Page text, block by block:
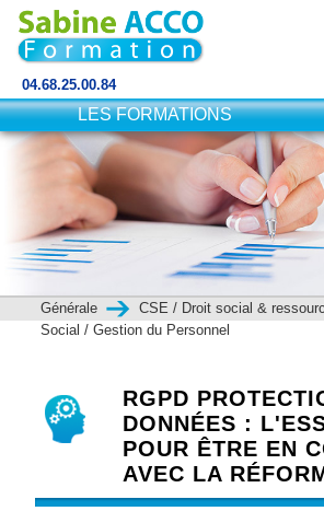
04.68.25.00.84
Générale CSE / Droit social &
Social / Gestion du Personnel
RGPD
DONNÉES :
POUR ÊTRE EN
AVEC LA